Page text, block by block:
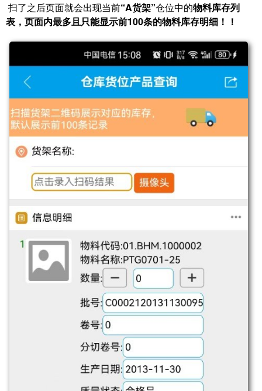
扫了之后页面就会出现当前“A货架”仓位中的物料库存列
表，页面内最多且只能显示前100条的物料库存明细！！